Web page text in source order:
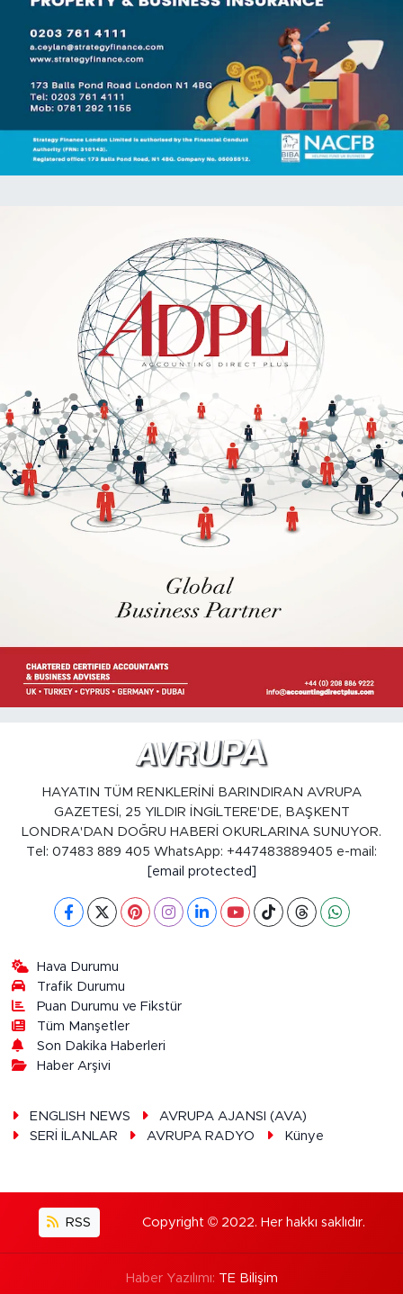
HAYATIN TÜM RENKLERİNİ BARINDIRAN AVRUPA
GAZETESİ, 25 YILDIR İNGİLTERE'DE, BAŞKENT
LONDRA'DAN DOĞRU HABERİ OKURLARINA SUNUYOR.
Tel: 07483 889 405 WhatsApp: +447483889405 e-mail:
[email protected]
Hava Durumu
Trafik Durumu
Puan Durumu ve Fikstür
Tüm Manşetler
Son Dakika Haberleri
Haber Arşivi
ENGLISH NEWS
AVRUPA AJANSI (AVA)
SERİ İLANLAR
AVRUPA RADYO Künye
RSS Copyright © 2022. Her hakkı saklıdır.
Haber Yazılımı: TE Bilişim